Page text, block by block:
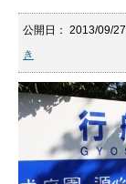
公開日： 2013/09/27
き